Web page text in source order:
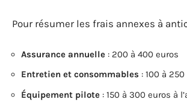
Pour résumer les frais annexes à
Assurance annuelle : 200 à 400 euros
Entretien et consommables : 100 à
Équipement pilote : 150 à 300 euros à